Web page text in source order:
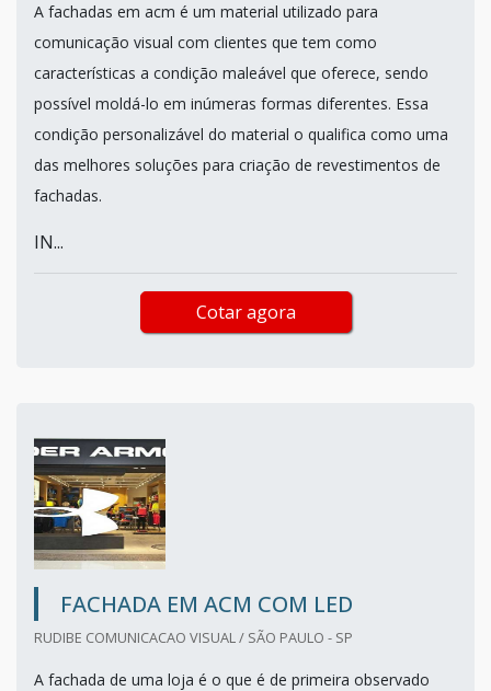
A fachadas em acm é um material utilizado para
comunicação visual com clientes que tem como
características a condição maleável que oferece, sendo
possível moldá-lo em inúmeras formas diferentes. Essa
condição personalizável do material o qualifica como uma
das melhores soluções para criação de revestimentos de
fachadas.
IN...
Cotar agora
FACHADA EM ACM COM LED
RUDIBE COMUNICACAO VISUAL / SÃO PAULO - SP
A fachada de uma loja é o que é de primeira observado